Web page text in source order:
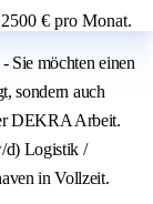
€ pro Monat.
Sie möchten einen
sondern auch
DEKRA Arbeit.
d) Logistik /
in Vollzeit.